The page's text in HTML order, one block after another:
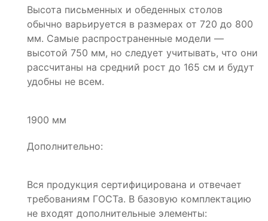
Высота письменных и обеденных столов
обычно варьируется в размерах от 720 до 800
мм. Самые распространенные модели —
высотой 750 мм, но следует учитывать, что они
рассчитаны на средний рост до 165 см и будут
удобны не всем.
1900 мм
Дополнительно:
Вся продукция сертифицирована и отвечает
требованиям ГОСТа. В базовую комплектацию
не входят дополнительные элементы: